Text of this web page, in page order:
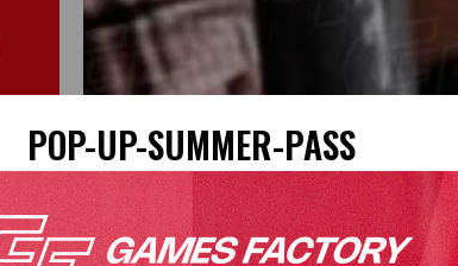
POP-UP-SUMMER-PASS